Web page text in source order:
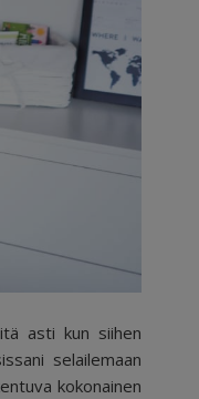
asti kun siihen
selailemaan
kokonainen